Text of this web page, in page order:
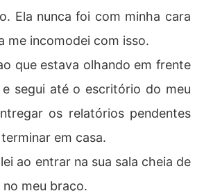
Ela nunca foi com minha cara
me incomodei com isso.
que estava olhando em frente
segui até o escritório do meu
os relatórios pendentes
em casa.
ao entrar na sua sala cheia de
meu braço.